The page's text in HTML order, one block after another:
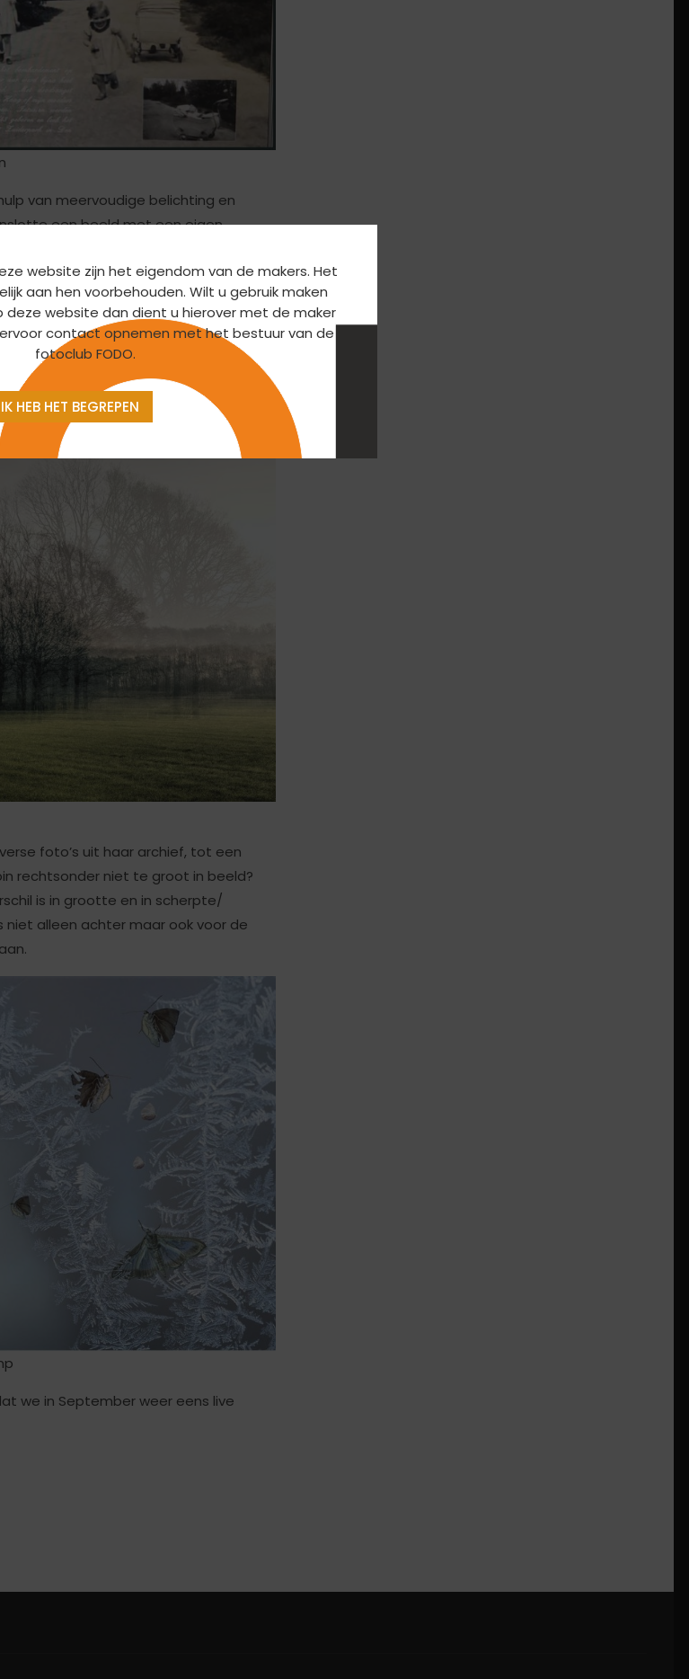
website zijn het eigendom van de makers. Het
aan hen voorbehouden. Wilt u gebruik maken
deze website dan dient u hierover met de maker
contact opnemen met het bestuur van de
fotoclub FODO.
IK HEB HET BEGREPEN
van meervoudige belichting en
een beeld met een eigen
je een beeld? Is wat je gemaakt hebt
foto’s uit haar archief, tot een
rechtsonder niet te groot in beeld?
is in grootte en in scherpte/
niet alleen achter maar ook voor de
we in September weer eens live